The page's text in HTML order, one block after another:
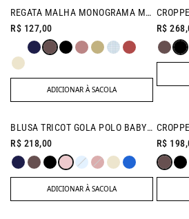
NEW IN
REGATA MALHA MONOGRAMA MARROM
R$ 127,00
ADICIONAR À SACOLA
NEW IN
R$
BLUSA TRICOT GOLA POLO BABY PINK
R$ 218,00
ADICIONAR À SACOLA
R$